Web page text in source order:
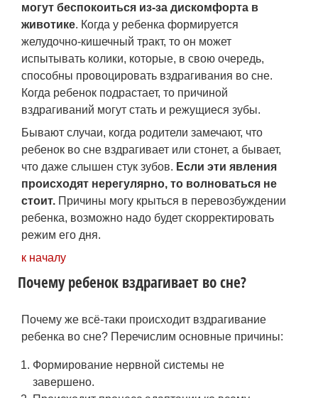
могут беспокоиться из-за дискомфорта в
животике. Когда у ребенка формируется
желудочно-кишечный тракт, то он может
испытывать колики, которые, в свою очередь,
способны провоцировать вздрагивания во сне.
Когда ребенок подрастает, то причиной
вздрагиваний могут стать и режущиеся зубы.
Бывают случаи, когда родители замечают, что
ребенок во сне вздрагивает или стонет, а бывает,
что даже слышен стук зубов. Если эти явления
происходят нерегулярно, то волноваться не
стоит. Причины могу крыться в перевозбуждении
ребенка, возможно надо будет скорректировать
режим его дня.
к началу
Почему ребенок вздрагивает во сне?
Почему же всё-таки происходит вздрагивание
ребенка во сне? Перечислим основные причины:
Формирование нервной системы не
завершено.